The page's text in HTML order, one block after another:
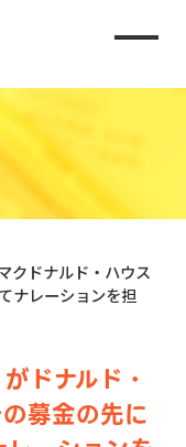
クドナルド・ハウス
ナレーションを担
ドナルド・
募金の先に